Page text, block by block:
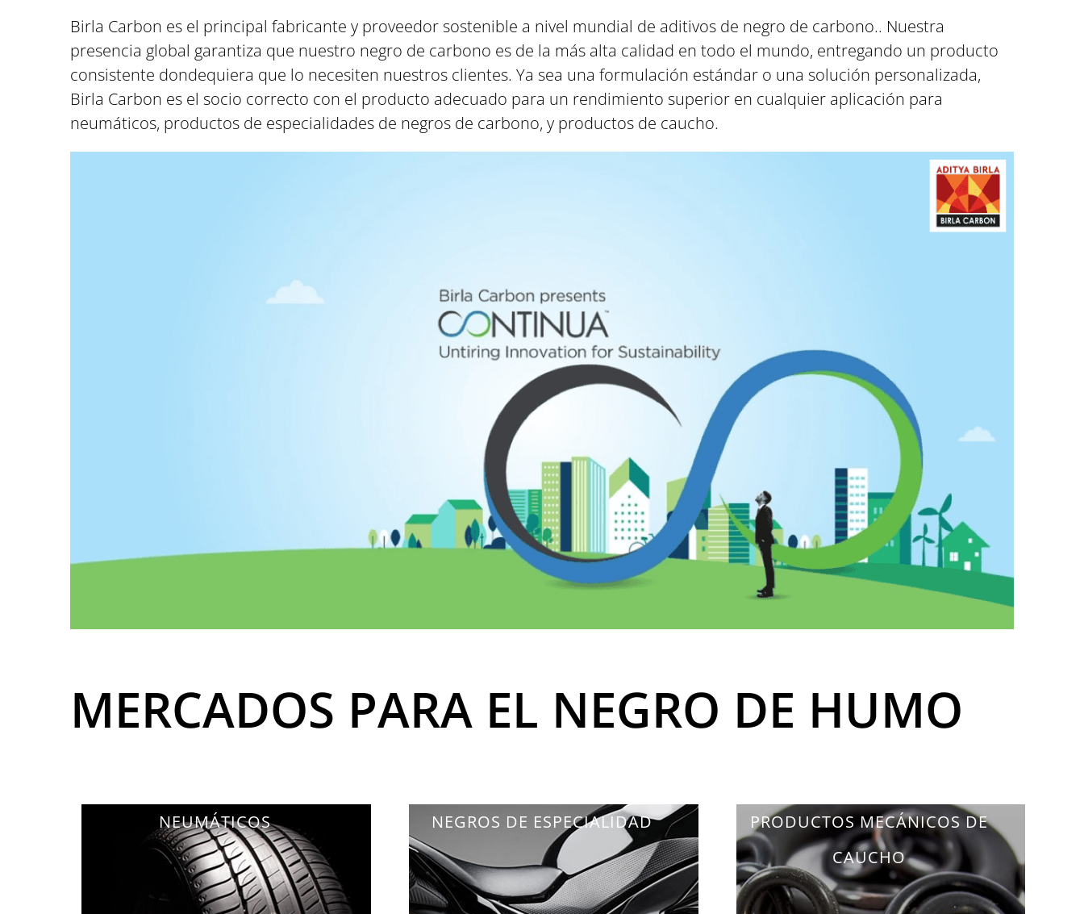
Birla Carbon es el principal fabricante y proveedor sostenible a nivel mundial de aditivos de negro de carbono.. Nuestra
presencia global garantiza que nuestro negro de carbono es de la más alta calidad en todo el mundo, entregando un producto
consistente dondequiera que lo necesiten nuestros clientes. Ya sea una formulación estándar o una solución personalizada,
Birla Carbon es el socio correcto con el producto adecuado para un rendimiento superior en cualquier aplicación para
neumáticos, productos de especialidades de negros de carbono, y productos de caucho.
MERCADOS PARA EL NEGRO DE HUMO
NEUMÁTICOS NEGROS DE ESPECIALIDAD
PRODUCTOS MECÁNICOS DE
CAUCHO